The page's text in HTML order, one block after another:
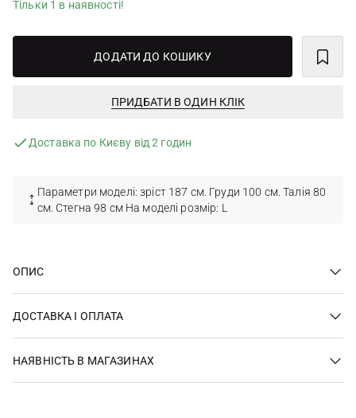
Тільки 1 в наявності!
ДОДАТИ ДО КОШИКУ
ПРИДБАТИ В ОДИН КЛІК
Доставка по Києву від 2 годин
Параметри моделі: зріст 187 см. Груди 100 см. Талія 80
см. Стегна 98 см На моделі розмір: L
ОПИС
ДОСТАВКА І ОПЛАТА
НАЯВНІСТЬ В МАГАЗИНАХ